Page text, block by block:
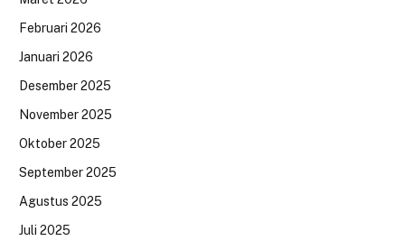
Februari 2026
Januari 2026
Desember 2025
November 2025
Oktober 2025
September 2025
Agustus 2025
Juli 2025